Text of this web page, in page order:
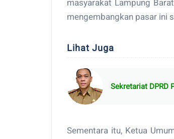
masyarakat Lampung
mengembangkan pasar ini
Lihat Juga
Sekretariat DPRD
Sementara itu, Ketua